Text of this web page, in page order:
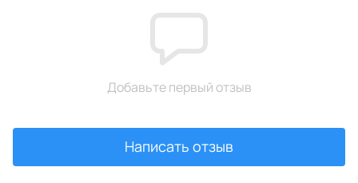
Добавьте первый отзыв
Написать отзыв